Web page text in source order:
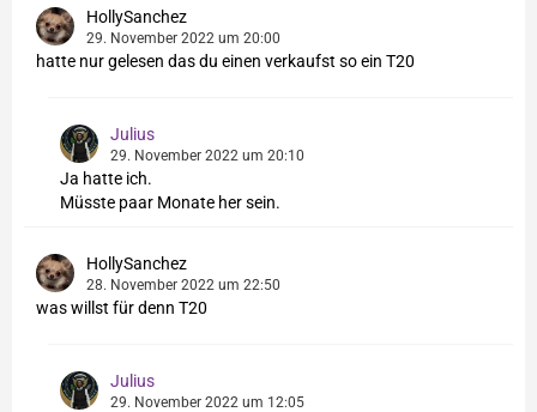
HollySanchez
29. November 2022 um 20:00
hatte nur gelesen das du einen verkaufst so ein T20
Julius
29. November 2022 um 20:10
Ja hatte ich.
Müsste paar Monate her sein.
HollySanchez
28. November 2022 um 22:50
was willst für denn T20
Julius
29. November 2022 um 12:05